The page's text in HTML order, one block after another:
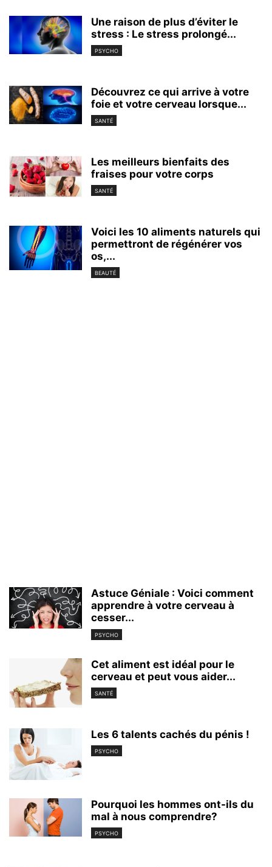
Une raison de plus d’éviter le
stress : Le stress prolongé...
PSYCHO
Découvrez ce qui arrive à votre
foie et votre cerveau lorsque...
SANTÉ
Les meilleurs bienfaits des
fraises pour votre corps
SANTÉ
Voici les 10 aliments naturels qui
permettront de régénérer vos
os,...
BEAUTÉ
Astuce Géniale : Voici comment
apprendre à votre cerveau à
cesser...
PSYCHO
Cet aliment est idéal pour le
cerveau et peut vous aider...
SANTÉ
Les 6 talents cachés du pénis !
PSYCHO
Pourquoi les hommes ont-ils du
mal à nous comprendre?
PSYCHO